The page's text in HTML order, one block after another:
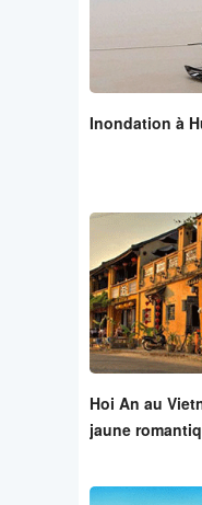
Inondation à
Hoi An au
jaune